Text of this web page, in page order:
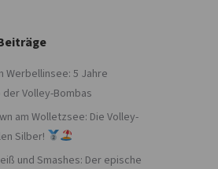
Werbellinsee: 5 Jahre
der Volley-Bombas
am Wolletzsee: Die Volley-
Silber!
und Smashes: Der epische